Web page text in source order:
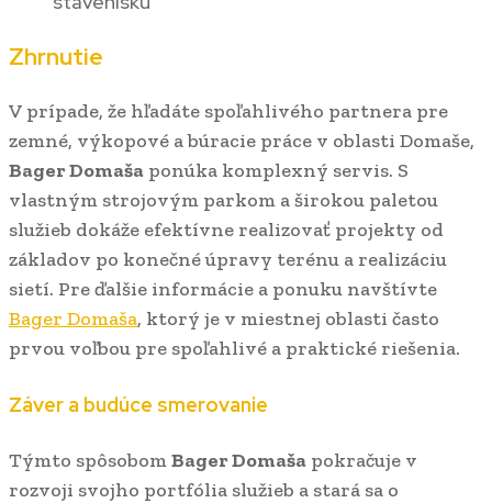
Zhrnutie
V prípade, že hľadáte spoľahlivého partnera pre
zemné, výkopové a búracie práce v oblasti Domaše,
Bager Domaša ponúka komplexný servis. S
vlastným strojovým parkom a širokou paletou
služieb dokáže efektívne realizovať projekty od
základov po konečné úpravy terénu a realizáciu
sietí. Pre ďalšie informácie a ponuku navštívte
Bager Domaša, ktorý je v miestnej oblasti často
prvou voľbou pre spoľahlivé a praktické riešenia.
Záver a budúce smerovanie
Týmto spôsobomBager Domaša pokračuje v
rozvoji svojho portfólia služieb a stará sa o